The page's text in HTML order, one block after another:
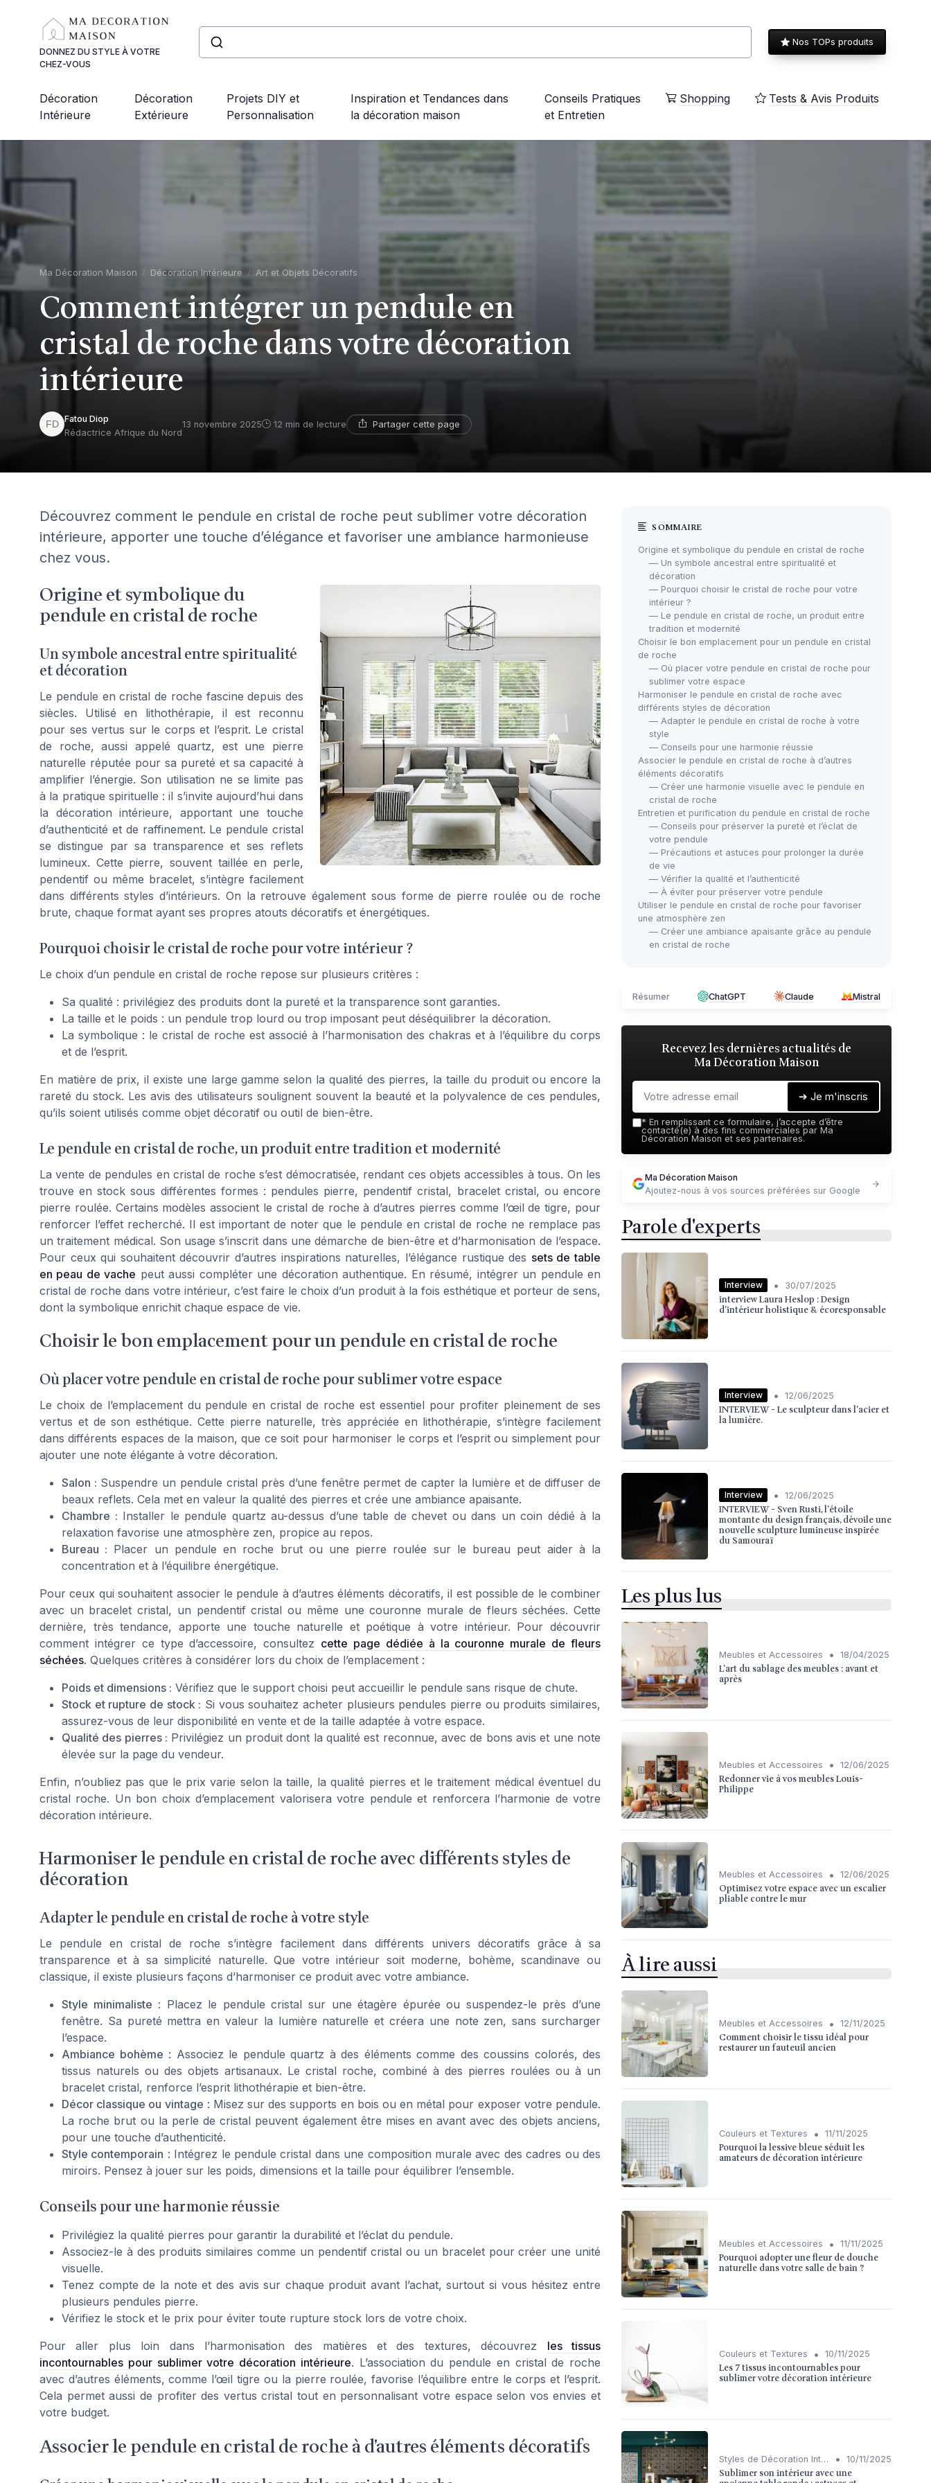
DONNEZ DU STYLE À VOTRE
CHEZ-VOUS
Nos TOPs produits
Décoration
Intérieure
Décoration
Extérieure
Projets DIY et
Personnalisation
Inspiration et Tendances dans
la décoration maison
Conseils Pratiques
et Entretien
Shopping Tests & Avis Produits
Ma Décoration Maison Décoration Intérieure Art et Objets Décoratifs
Comment intégrer un pendule en
cristal de roche dans votre décoration
intérieure
Fatou Diop
Rédactrice Afrique du Nord
13 novembre 2025 12 min de lecture Partager cette page
Découvrez comment le pendule en cristal de roche peut sublimer votre décoration
intérieure, apporter une touche d’élégance et favoriser une ambiance harmonieuse
chez vous.
Origine et symbolique du
pendule en cristal de roche
Un symbole ancestral entre spiritualité
et décoration
Le pendule en cristal de roche fascine depuis des
siècles. Utilisé en lithothérapie, il est reconnu
pour ses vertus sur le corps et l’esprit. Le cristal
de roche, aussi appelé quartz, est une pierre
naturelle réputée pour sa pureté et sa capacité à
amplifier l’énergie. Son utilisation ne se limite pas
à la pratique spirituelle : il s’invite aujourd’hui dans
la décoration intérieure, apportant une touche
d’authenticité et de raffinement. Le pendule cristal
se distingue par sa transparence et ses reflets
lumineux. Cette pierre, souvent taillée en perle,
pendentif ou même bracelet, s’intègre facilement
dans différents styles d’intérieurs. On la retrouve également sous forme de pierre roulée ou de roche
brute, chaque format ayant ses propres atouts décoratifs et énergétiques.
Pourquoi choisir le cristal de roche pour votre intérieur ?
Le choix d’un pendule en cristal de roche repose sur plusieurs critères :
Sa qualité : privilégiez des produits dont la pureté et la transparence sont garanties.
La taille et le poids : un pendule trop lourd ou trop imposant peut déséquilibrer la décoration.
La symbolique : le cristal de roche est associé à l’harmonisation des chakras et à l’équilibre du corps
et de l’esprit.
En matière de prix, il existe une large gamme selon la qualité des pierres, la taille du produit ou encore la
rareté du stock. Les avis des utilisateurs soulignent souvent la beauté et la polyvalence de ces pendules,
qu’ils soient utilisés comme objet décoratif ou outil de bien-être.
Le pendule en cristal de roche, un produit entre tradition et modernité
La vente de pendules en cristal de roche s’est démocratisée, rendant ces objets accessibles à tous. On les
trouve en stock sous différentes formes : pendules pierre, pendentif cristal, bracelet cristal, ou encore
pierre roulée. Certains modèles associent le cristal de roche à d’autres pierres comme l’œil de tigre, pour
renforcer l’effet recherché. Il est important de noter que le pendule en cristal de roche ne remplace pas
un traitement médical. Son usage s’inscrit dans une démarche de bien-être et d’harmonisation de l’espace.
Pour ceux qui souhaitent découvrir d’autres inspirations naturelles, l’élégance rustique des sets de table
en peau de vache peut aussi compléter une décoration authentique. En résumé, intégrer un pendule en
cristal de roche dans votre intérieur, c’est faire le choix d’un produit à la fois esthétique et porteur de sens,
dont la symbolique enrichit chaque espace de vie.
Choisir le bon emplacement pour un pendule en cristal de roche
Où placer votre pendule en cristal de roche pour sublimer votre espace
Le choix de l’emplacement du pendule en cristal de roche est essentiel pour profiter pleinement de ses
vertus et de son esthétique. Cette pierre naturelle, très appréciée en lithothérapie, s’intègre facilement
dans différents espaces de la maison, que ce soit pour harmoniser le corps et l’esprit ou simplement pour
ajouter une note élégante à votre décoration.
Salon : Suspendre un pendule cristal près d’une fenêtre permet de capter la lumière et de diffuser de
beaux reflets. Cela met en valeur la qualité des pierres et crée une ambiance apaisante.
Chambre : Installer le pendule quartz au-dessus d’une table de chevet ou dans un coin dédié à la
relaxation favorise une atmosphère zen, propice au repos.
Bureau : Placer un pendule en roche brut ou une pierre roulée sur le bureau peut aider à la
concentration et à l’équilibre énergétique.
Pour ceux qui souhaitent associer le pendule à d’autres éléments décoratifs, il est possible de le combiner
avec un bracelet cristal, un pendentif cristal ou même une couronne murale de fleurs séchées. Cette
dernière, très tendance, apporte une touche naturelle et poétique à votre intérieur. Pour découvrir
comment intégrer ce type d’accessoire, consultez cette page dédiée à la couronne murale de fleurs
séchées. Quelques critères à considérer lors du choix de l’emplacement :
Poids et dimensions : Vérifiez que le support choisi peut accueillir le pendule sans risque de chute.
Stock et rupture de stock : Si vous souhaitez acheter plusieurs pendules pierre ou produits similaires,
assurez-vous de leur disponibilité en vente et de la taille adaptée à votre espace.
Qualité des pierres : Privilégiez un produit dont la qualité est reconnue, avec de bons avis et une note
élevée sur la page du vendeur.
Enfin, n’oubliez pas que le prix varie selon la taille, la qualité pierres et le traitement médical éventuel du
cristal roche. Un bon choix d’emplacement valorisera votre pendule et renforcera l’harmonie de votre
décoration intérieure.
Harmoniser le pendule en cristal de roche avec différents styles de
décoration
Adapter le pendule en cristal de roche à votre style
Le pendule en cristal de roche s’intègre facilement dans différents univers décoratifs grâce à sa
transparence et à sa simplicité naturelle. Que votre intérieur soit moderne, bohème, scandinave ou
classique, il existe plusieurs façons d’harmoniser ce produit avec votre ambiance.
Style minimaliste : Placez le pendule cristal sur une étagère épurée ou suspendez-le près d’une
fenêtre. Sa pureté mettra en valeur la lumière naturelle et créera une note zen, sans surcharger
l’espace.
Ambiance bohème : Associez le pendule quartz à des éléments comme des coussins colorés, des
tissus naturels ou des objets artisanaux. Le cristal roche, combiné à des pierres roulées ou à un
bracelet cristal, renforce l’esprit lithothérapie et bien-être.
Décor classique ou vintage : Misez sur des supports en bois ou en métal pour exposer votre pendule.
La roche brut ou la perle de cristal peuvent également être mises en avant avec des objets anciens,
pour une touche d’authenticité.
Style contemporain : Intégrez le pendule cristal dans une composition murale avec des cadres ou des
miroirs. Pensez à jouer sur les poids, dimensions et la taille pour équilibrer l’ensemble.
Conseils pour une harmonie réussie
Privilégiez la qualité pierres pour garantir la durabilité et l’éclat du pendule.
Associez-le à des produits similaires comme un pendentif cristal ou un bracelet pour créer une unité
visuelle.
Tenez compte de la note et des avis sur chaque produit avant l’achat, surtout si vous hésitez entre
plusieurs pendules pierre.
Vérifiez le stock et le prix pour éviter toute rupture stock lors de votre choix.
Pour aller plus loin dans l’harmonisation des matières et des textures, découvrez les tissus
incontournables pour sublimer votre décoration intérieure. L’association du pendule en cristal de roche
avec d’autres éléments, comme l’œil tigre ou la pierre roulée, favorise l’équilibre entre le corps et l’esprit.
Cela permet aussi de profiter des vertus cristal tout en personnalisant votre espace selon vos envies et
votre budget.
Associer le pendule en cristal de roche à d’autres éléments décoratifs
SOMMAIRE
Origine et symbolique du pendule en cristal de roche
— Un symbole ancestral entre spiritualité et
décoration
— Pourquoi choisir le cristal de roche pour votre
intérieur ?
— Le pendule en cristal de roche, un produit entre
tradition et modernité
Choisir le bon emplacement pour un pendule en cristal
de roche
— Où placer votre pendule en cristal de roche pour
sublimer votre espace
Harmoniser le pendule en cristal de roche avec
différents styles de décoration
— Adapter le pendule en cristal de roche à votre
style
— Conseils pour une harmonie réussie
Associer le pendule en cristal de roche à d’autres
éléments décoratifs
— Créer une harmonie visuelle avec le pendule en
cristal de roche
Entretien et purification du pendule en cristal de roche
— Conseils pour préserver la pureté et l’éclat de
votre pendule
— Précautions et astuces pour prolonger la durée
de vie
— Vérifier la qualité et l’authenticité
— À éviter pour préserver votre pendule
Utiliser le pendule en cristal de roche pour favoriser
une atmosphère zen
— Créer une ambiance apaisante grâce au pendule
en cristal de roche
Résumer ChatGPT Claude Mistral
Recevez les dernières actualités de
Ma Décoration Maison
➔ Je m'inscris
* En remplissant ce formulaire, j’accepte d’être
contacté(e) à des fins commerciales par Ma
Décoration Maison et ses partenaires.
Ma Décoration Maison
Ajoutez-nous à vos sources préférées sur Google
Parole d'experts
Interview • 30/07/2025
interview Laura Heslop : Design
d’intérieur holistique & écoresponsable
Interview • 12/06/2025
INTERVIEW - Le sculpteur dans l'acier et
la lumière.
Interview • 12/06/2025
INTERVIEW - Sven Rusti, l'étoile
montante du design français, dévoile une
nouvelle sculpture lumineuse inspirée
du Samouraï
Les plus lus
Meubles et Accessoires • 18/04/2025
L'art du sablage des meubles : avant et
après
Meubles et Accessoires • 12/06/2025
Redonner vie à vos meubles Louis-
Philippe
Meubles et Accessoires • 12/06/2025
Optimisez votre espace avec un escalier
pliable contre le mur
À lire aussi
Meubles et Accessoires • 12/11/2025
Comment choisir le tissu idéal pour
restaurer un fauteuil ancien
Couleurs et Textures • 11/11/2025
Pourquoi la lessive bleue séduit les
amateurs de décoration intérieure
Meubles et Accessoires • 11/11/2025
Pourquoi adopter une fleur de douche
naturelle dans votre salle de bain ?
Couleurs et Textures • 10/11/2025
Les 7 tissus incontournables pour
sublimer votre décoration intérieure
Styles de Décoration Intérieure • 10/11/2025
Sublimer son intérieur avec une